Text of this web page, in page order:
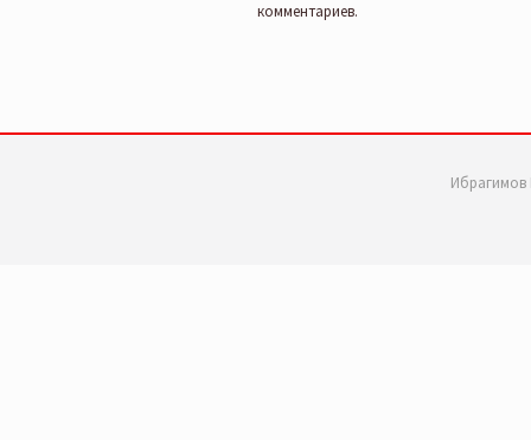
комментариев.
Ибрагимов